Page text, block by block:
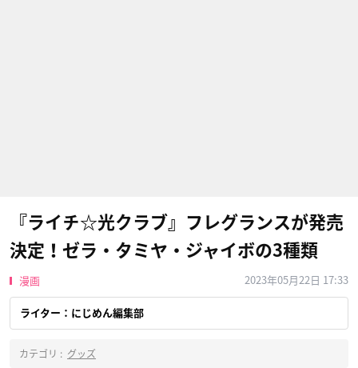
『ライチ☆光クラブ』フレグランスが発売
決定！ゼラ・タミヤ・ジャイボの3種類
漫画 2023年05月22日 17:33
ライター：にじめん編集部
カテゴリ : グッズ